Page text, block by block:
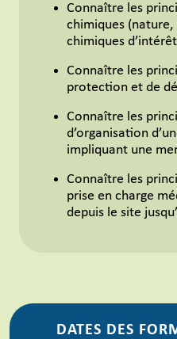
Connaître les
chimiques
chimiques
Connaître les
protection et de
Connaître les
d’organisation
impliquant une
Connaître les
prise en charge
depuis le site
DATES DES